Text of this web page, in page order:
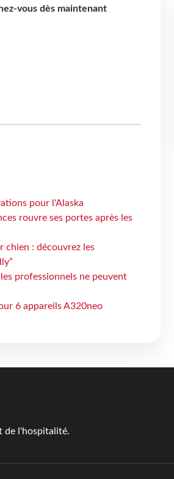
vous dès maintenant
pour l'Alaska
rouvre ses portes après les
chien : découvrez les
professionnels ne peuvent
6 appareils A320neo
de l'hospitalité.